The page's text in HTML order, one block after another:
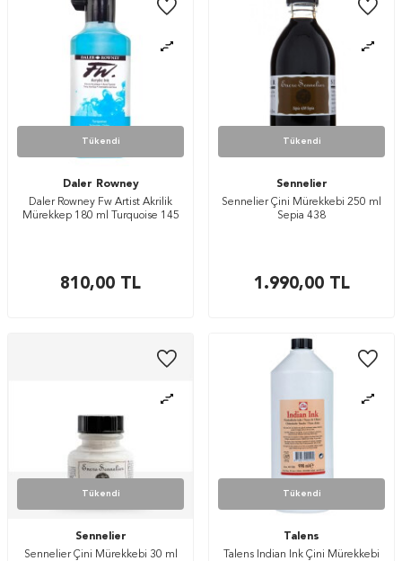
Tükendi
Daler Rowney
Daler Rowney Fw Artist Akrilik
Mürekkep 180 ml Turquoise 145
810,00 TL
Tükendi
Sennelier
Sennelier Çini Mürekkebi 250 ml
Sepia 438
1.990,00TL
Tükendi
Sennelier
Sennelier Çini Mürekkebi 30 ml
Tükendi
Talens
Talens Indian Ink Çini Mürekkebi